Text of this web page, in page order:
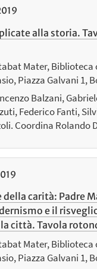
alla storia.
Mater, Biblioteca
Piazza Galvani 1,
Balzani,
Federico Fanti,
Coordina Rolando
carità: Padre
e il
città. Tavola
Mater, Biblioteca
Piazza Galvani 1,